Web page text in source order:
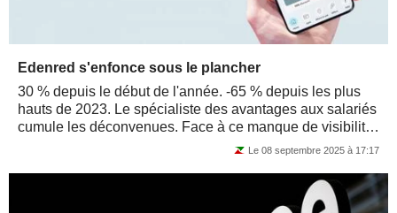
Edenred s'enfonce sous le plancher
30 % depuis le début de l'année. -65 % depuis les plus
hauts de 2023. Le spécialiste des avantages aux salariés
cumule les déconvenues. Face à ce manque de visibilité,
Le 08 septembre 2025 à 17:17